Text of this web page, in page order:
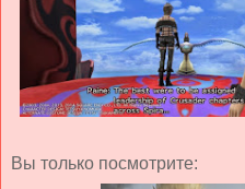
Вы только посмотрите: